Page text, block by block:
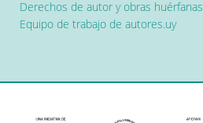
Derechos de autor y obras huérfanas
Equipo de trabajo de autores.uy